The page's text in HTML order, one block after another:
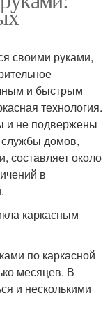
своими руками,
и быстрым
технология.
и не подвержены
домов,
составляет около
в
каркасным
по каркасной
месяцев. В
и несколькими